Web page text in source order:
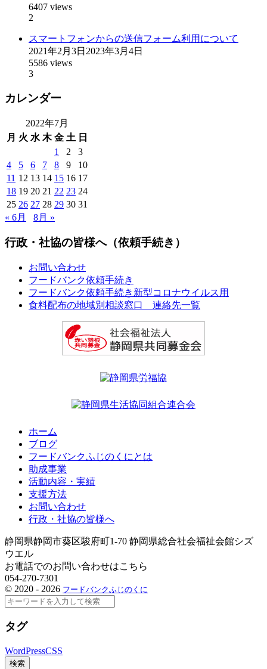
6407 views
2
スマートフォンからの送信フォーム利用について
2021年2月3日 2023年3月4日
5586 views
3
カレンダー
2022年7月
月 火 水 木 金 土 日
1
2
3
4
5 6 7 8 9
10
11 12 13 14 15 16 17
18 19 20 21 22 23 24
25 26 27 28 29 30 31
« 6月
8月 »
行政・社協の皆様へ（依頼手続き）
お問い合わせ
フードバンク依頼手続き
フードバンク依頼手続き新型コロナウイルス用
食料配布の地域別相談窓口 連絡先一覧
ホーム
ブログ
フードバンクふじのくにとは
助成事業
活動内容・実績
支援方法
お問い合わせ
行政・社協の皆様へ
静岡県静岡市葵区駿府町1-70 静岡県総合社会福祉会館シズ
ウエル
お電話でのお問い合わせはこちら
054-270-7301
© 2020 - 2026 フードバンクふじのくに
検
タグ
WordPressCSS
検索